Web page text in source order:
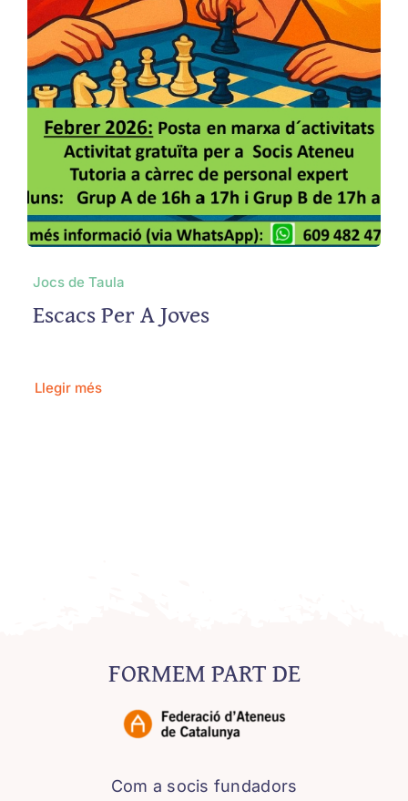
Jocs de Taula
Escacs Per A Joves
Llegir més
FORMEM PART DE
Com a socis fundadors